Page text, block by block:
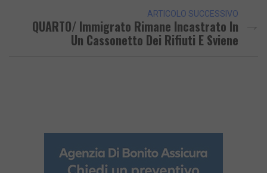
ARTICOLO SUCCESSIVO
QUARTO/ Immigrato Rimane Incastrato In
Un Cassonetto Dei Rifiuti E Sviene